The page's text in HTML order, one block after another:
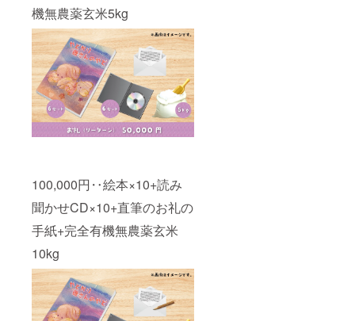
機無農薬玄米5kg
100,000円‥絵本×10+読み
聞かせCD×10+直筆のお礼の
手紙+完全有機無農薬玄米
10kg